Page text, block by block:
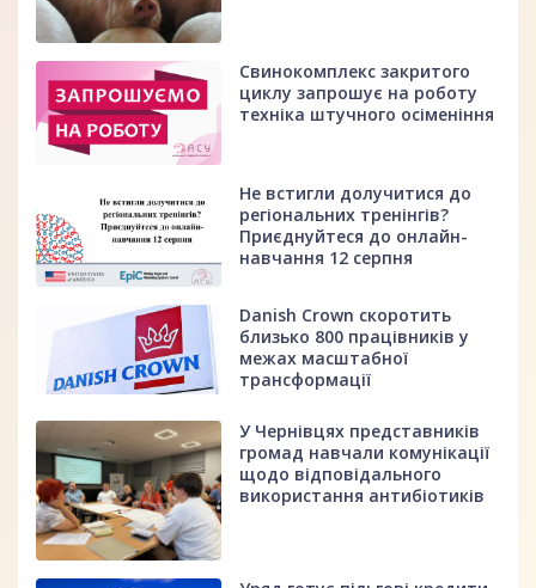
Свинокомплекс закритого
циклу запрошує на роботу
техніка штучного осіменіння
Не встигли долучитися до
регіональних тренінгів?
Приєднуйтеся до онлайн-
навчання 12 серпня
Danish Crown скоротить
близько 800 працівників у
межах масштабної
трансформації
У Чернівцях представників
громад навчали комунікації
щодо відповідального
використання антибіотиків